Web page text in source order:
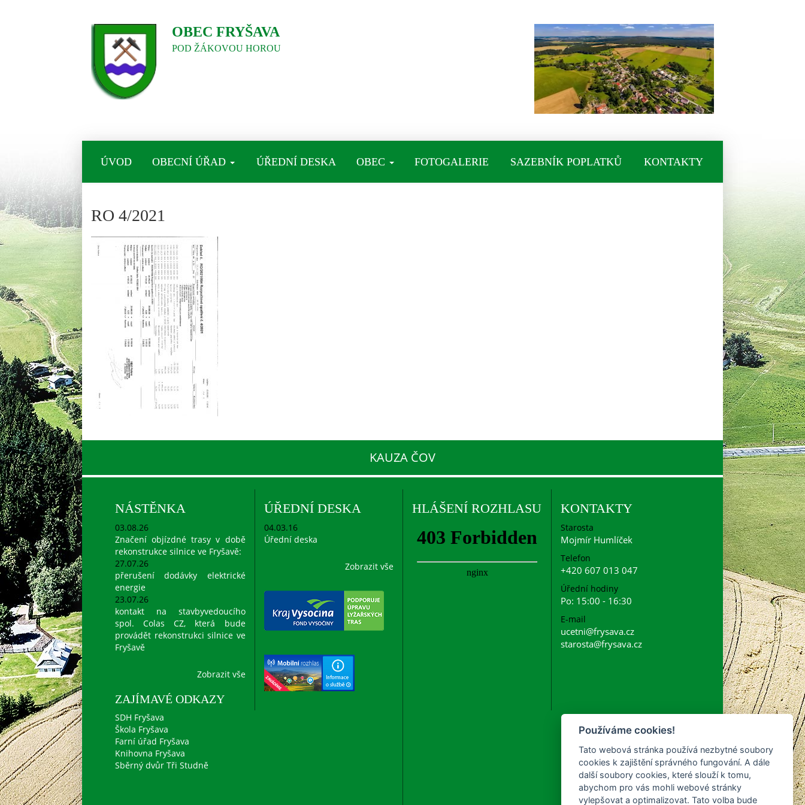
OBEC FRYŠAVA
POD ŽÁKOVOU HOROU
ÚVOD OBECNÍ ÚŘAD ÚŘEDNÍ DESKA OBEC FOTOGALERIE SAZEBNÍK POPLATKŮ KONTAKTY
RO 4/2021
KAUZA ČOV
NÁSTĚNKA
03.08.26
Značení objízdné trasy v době
rekonstrukce silnice ve Fryšavě:
27.07.26
přerušení dodávky elektrické
energie
23.07.26
kontakt na stavbyvedoucího
spol. Colas CZ, která bude
provádět rekonstrukci silnice ve
Fryšavě
Zobrazit vše
ZAJÍMAVÉ ODKAZY
SDH Fryšava
Škola Fryšava
Farní úřad Fryšava
Knihovna Fryšava
Sběrný dvůr Tři Studně
ÚŘEDNÍ DESKA
04.03.16
Úřední deska
Zobrazit vše
HLÁŠENÍ ROZHLASU KONTAKTY
Starosta
Mojmír Humlíček
Telefon
+420 607 013 047
Úřední hodiny
Po: 15:00 - 16:30
E-mail
ucetni@frysava.cz
starosta@frysava.cz
Používáme cookies!
Tato webová stránka používá nezbytné soubory
cookies k zajištění správného fungování. A dále
další soubory cookies, které slouží k tomu,
abychom pro vás mohli webové stránky
vylepšovat a optimalizovat. Tato volba bude